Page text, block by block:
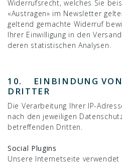
Widerrufsrecht, welches Sie
«Austragen» im Newsletter
geltend gemachte Widerruf
Ihrer Einwilligung in den
deren statistischen Analysen.
10. EINBINDUNG VON
DRITTER
Die Verarbeitung Ihrer IP-
nach den jeweiligen
betreffenden Dritten.
Social Plugins
Unsere Internetseite